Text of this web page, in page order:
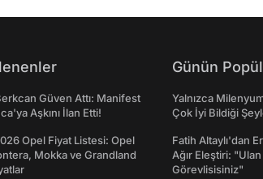
Güven Attı: Manifest
Aşkını İlan Etti!
Opel Fiyat Listesi: Opel
Mokka ve Grandland
Günün
Yalnızca
Çok İyi Bildiği
Fatih Altaylı'dan
Ağır Eleştiri:
Görevlisisiniz"